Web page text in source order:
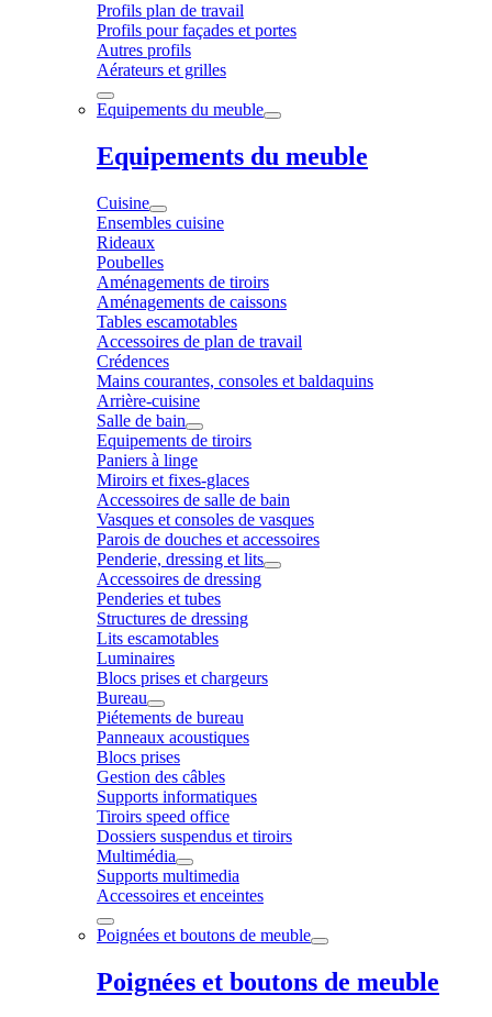
Profils plan de travail
Profils pour façades et portes
Autres profils
Aérateurs et grilles
Equipements du meuble
Equipements du meuble
Cuisine
Ensembles cuisine
Rideaux
Poubelles
Aménagements de tiroirs
Aménagements de caissons
Tables escamotables
Accessoires de plan de travail
Crédences
Mains courantes, consoles et baldaquins
Arrière-cuisine
Salle de bain
Equipements de tiroirs
Paniers à linge
Miroirs et fixes-glaces
Accessoires de salle de bain
Vasques et consoles de vasques
Parois de douches et accessoires
Penderie, dressing et lits
Accessoires de dressing
Penderies et tubes
Structures de dressing
Lits escamotables
Luminaires
Blocs prises et chargeurs
Bureau
Piétements de bureau
Panneaux acoustiques
Blocs prises
Gestion des câbles
Supports informatiques
Tiroirs speed office
Dossiers suspendus et tiroirs
Multimédia
Supports multimedia
Accessoires et enceintes
Poignées et boutons de meuble
Poignées et boutons de meuble